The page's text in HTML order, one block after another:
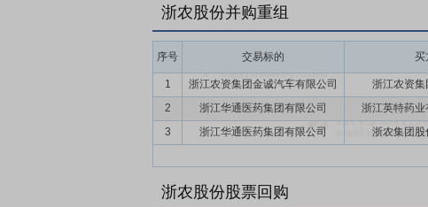
物区域专用肥达数十种；组建了国内首家农药
名品牌（产品类）称号（AAAAA级），并入选
业综合服务领域与中海化学、盐湖股份、国投
格矿业、中信国安、中阿公司、云图控股、先
口钾肥、进口复合肥、缓释肥、水溶性肥料、
列化经营理念，取得了宝马、凯迪拉克等著名
术企业，是浙江省首批中药配方颗粒科研专项企
略布局业务网络。公司按照“省级服务平台+区
浙农股份并购重组
序号 交易标的 买
1 浙江农资集团金诚汽车有限公司 浙江农资集
2
浙江华通医药集团有限公司 浙江英特药业
3
浙江华通医药集团有限公司 浙农集团股
浙农股份股票回购